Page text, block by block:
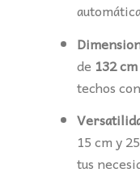
de 132 cm
techos
15 cm y
tus